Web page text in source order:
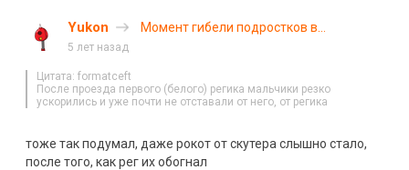
Yukon
Момент гибели подростков в
5 лет назад
Цитата: formatceft
После проезда первого (белого) регика мальчики резко
ускорились и уже почти не отставали от него, от регика
тоже так подумал, даже рокот от скутера слышно стало,
после того, как рег их обогнал